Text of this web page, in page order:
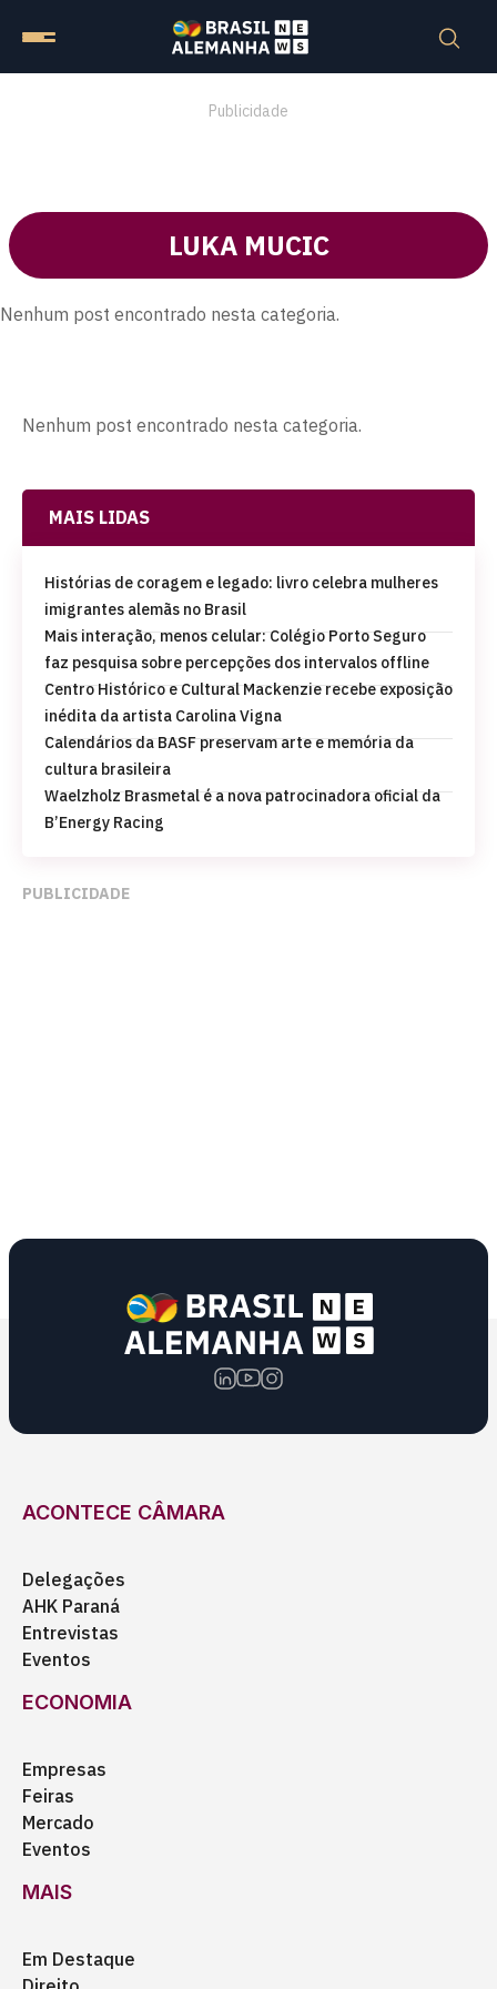
Publicidade
LUKA MUCIC
Nenhum post encontrado nesta categoria.
Nenhum post encontrado nesta categoria.
MAIS LIDAS
Histórias de coragem e legado: livro celebra mulheres
imigrantes alemãs no Brasil
Mais interação, menos celular: Colégio Porto Seguro
faz pesquisa sobre percepções dos intervalos offline
Centro Histórico e Cultural Mackenzie recebe exposição
inédita da artista Carolina Vigna
Calendários da BASF preservam arte e memória da
cultura brasileira
Waelzholz Brasmetal é a nova patrocinadora oficial da
B’Energy Racing
PUBLICIDADE
ACONTECE CÂMARA
Delegações
AHK Paraná
Entrevistas
Eventos
ECONOMIA
Empresas
Feiras
Mercado
Eventos
MAIS
Em Destaque